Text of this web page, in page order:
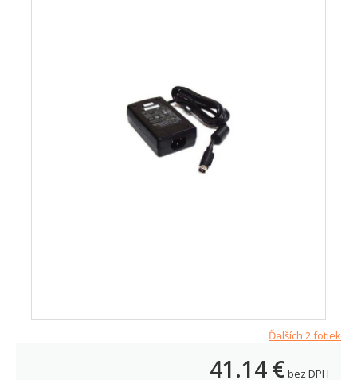
Ďalších 2 fotiek
41.14 €bez DPH